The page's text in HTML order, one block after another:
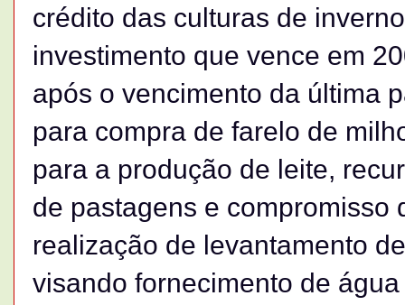
crédito das culturas de
investimento que vence em
após o vencimento da última
para compra de farelo de
para a produção de leite,
de pastagens e compromisso
realização de levantamento
visando fornecimento de